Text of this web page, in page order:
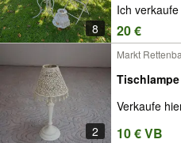
Anzeige aufgeben
8
Ich
20 €
2
Markt
Tischlampe
Verkaufe
10 € VB